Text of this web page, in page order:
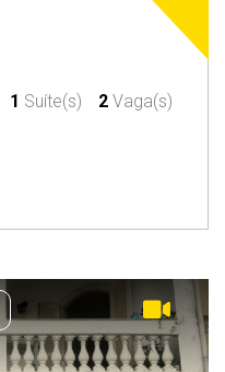
1 Suíte(s) 2 Vaga(s)